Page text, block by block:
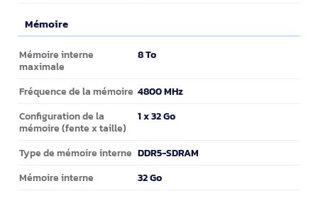
Mémoire
Mémoire
Mémoire interne
maximale
8 To
Fréquence de la mémoire 4800 MHz
Configuration de la
mémoire (fente x taille)
1 x 32 Go
Type de mémoire interne DDR5-SDRAM
Mémoire interne 32 Go